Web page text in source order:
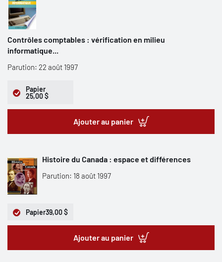
Contrôles comptables : vérification en milieu
informatique...
Parution: 22 août 1997
Papier
25,00 $
Ajouter au panier
Histoire du Canada : espace et différences
Parution: 18 août 1997
Papier39,00 $
Ajouter au panier